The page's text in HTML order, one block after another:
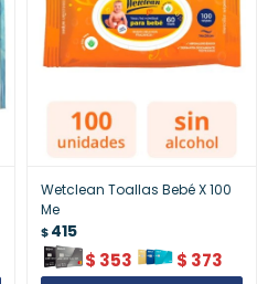
Wetclean Toallas Bebé X 100
Me
$415
$ 353 $ 373